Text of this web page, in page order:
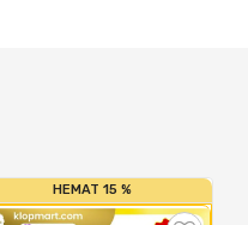
HEMAT 15 %